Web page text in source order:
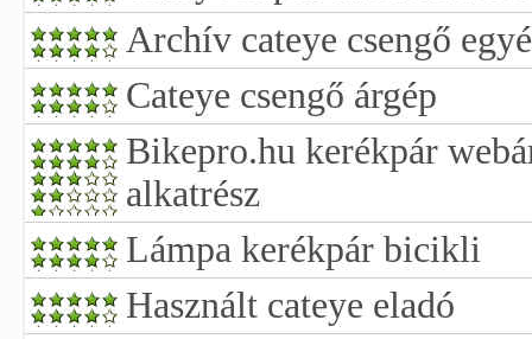
Archív cateye csengő
Cateye csengő árgép
Bikepro.hu kerékpár
alkatrész
Lámpa kerékpár bicikli
Használt cateye eladó